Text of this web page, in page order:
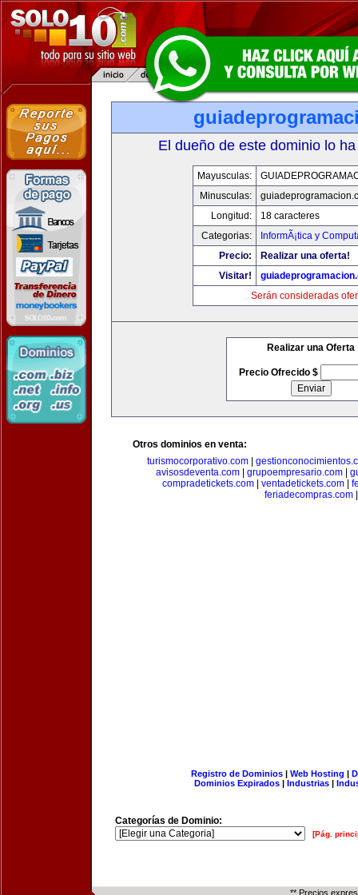
El dueño de este dominio lo
Mayusculas:
Minusculas:
Longitud:
18 caracteres
Categorias:
InformÃ¡tica y
Precio:
Realizar una oferta!
Visitar!
Serán consideradas
Realizar una Oferta
Precio Ofrecido $
Otros dominios en venta:
turismocorporativo.com
avisosdeventa.com| grupoempresario.com|
compradetickets.com| ventadetickets.com|
feriadecompras.com|
Registro de Dominios| Web Hosting |
Dominios Expirados | Industrias |
Categorías de Dominio:
[Pág.
** Precios